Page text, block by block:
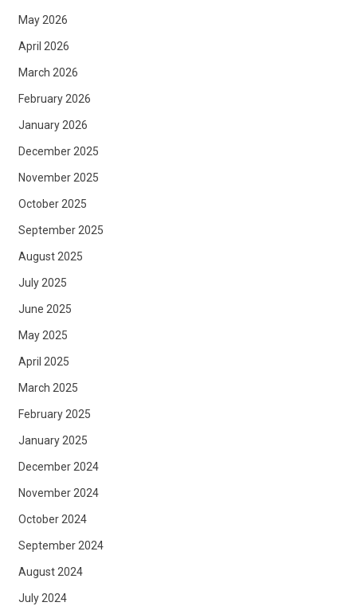
May 2026
April 2026
March 2026
February 2026
January 2026
December 2025
November 2025
October 2025
September 2025
August 2025
July 2025
June 2025
May 2025
April 2025
March 2025
February 2025
January 2025
December 2024
November 2024
October 2024
September 2024
August 2024
July 2024